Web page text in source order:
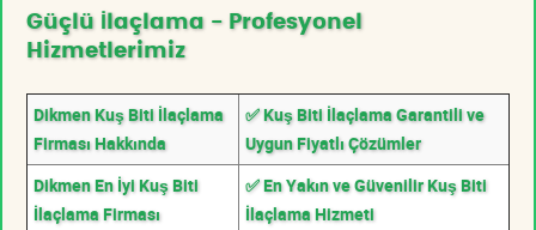
Güçlü İlaçlama - Profesyonel
Hizmetlerimiz
Dikmen Kuş Biti İlaçlama
Firması Hakkında
✅ Kuş Biti İlaçlama Garantili ve
Uygun Fiyatlı Çözümler
Dikmen En İyi Kuş Biti
İlaçlama Firması
✅ En Yakın ve Güvenilir Kuş Biti
İlaçlama Hizmeti